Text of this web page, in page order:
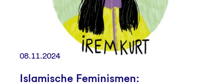
08.11.2024
Islamische Feminismen: